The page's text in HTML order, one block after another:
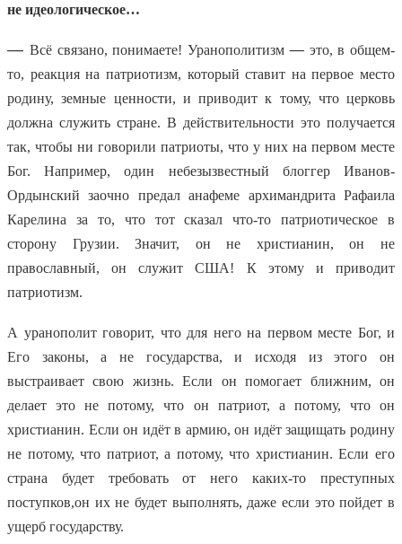
не идеологическое…
— Всё связано, понимаете! Уранополитизм— это, в общем-
то, реакция на патриотизм, который ставит на первое место
родину, земные ценности, и приводит к тому, что церковь
должна служить стране. В действительности это получается
так, чтобы ни говорили патриоты, что у них на первом месте
Бог. Например, один небезызвестный блоггер Иванов-
Ордынский заочно предал анафеме архимандрита Рафаила
Карелина за то, что тот сказал что-то патриотическое в
сторону Грузии. Значит, он не христианин, он не
православный, он служит США! К этому и приводит
патриотизм.
А уранополит говорит, что для него на первом месте Бог, и
Его законы, а не государства, и исходя из этого он
выстраивает свою жизнь. Если он помогает ближним, он
делает это не потому, что он патриот, а потому, что он
христианин. Если он идёт в армию, он идёт защищать родину
не потому, что патриот, а потому, что христианин. Если его
страна будет требовать от него каких-то преступных
поступков,он их не будет выполнять, даже если это пойдет в
ущерб государству.